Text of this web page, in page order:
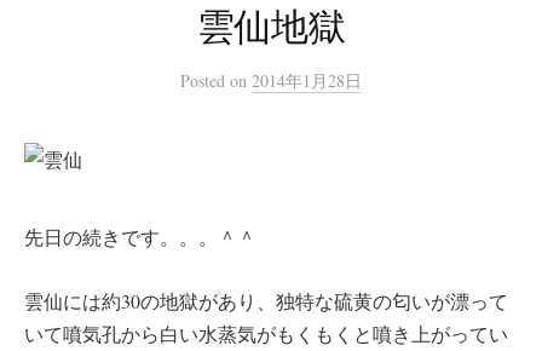
雲仙地獄
Posted on 2014年1月28日
先日の続きです。。。＾＾
雲仙には約30の地獄があり、独特な硫黄の匂いが漂って
いて噴気孔から白い水蒸気がもくもくと噴き上がってい